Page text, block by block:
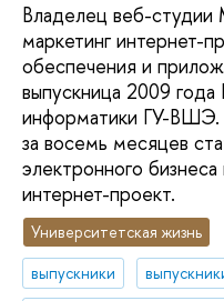
Владелец веб-студии
маркетинг интернет-
обеспечения и
выпускница 2009
информатики ГУ-ВШЭ.
за восемь месяцев
электронного
интернет-проект.
Университетская жизнь
выпускники